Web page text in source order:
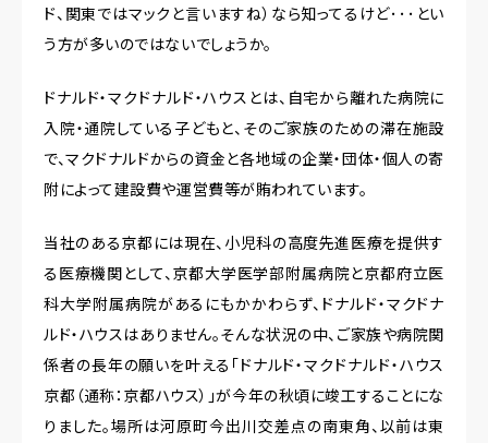
ド、関東ではマックと言いますね）なら知ってるけど･･･とい
う方が多いのではないでしょうか。
ドナルド・マクドナルド・ハウスとは、自宅から離れた病院に
入院・通院している子どもと、そのご家族のための滞在施設
で、マクドナルドからの資金と各地域の企業・団体・個人の寄
附によって建設費や運営費等が賄われています。
当社のある京都には現在、小児科の高度先進医療を提供す
る医療機関として、京都大学医学部附属病院と京都府立医
科大学附属病院があるにもかかわらず、ドナルド・マクドナ
ルド・ハウスはありません。そんな状況の中、ご家族や病院関
係者の長年の願いを叶える「ドナルド・マクドナルド・ハウス
京都（通称：京都ハウス）」が今年の秋頃に竣工することにな
りました。場所は河原町今出川交差点の南東角、以前は東